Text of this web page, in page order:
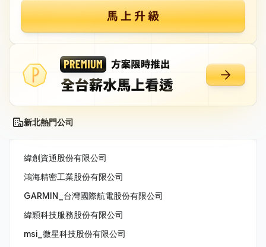
新北熱門公司
緯創資通股份有限公司
鴻海精密工業股份有限公司
GARMIN_台灣國際航電股份有限公司
緯穎科技服務股份有限公司
msi_微星科技股份有限公司